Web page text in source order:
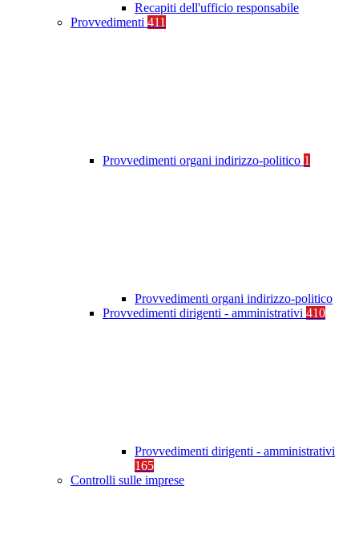
Recapiti dell'ufficio responsabile
Provvedimenti 411
Provvedimenti organi indirizzo-politico 1
Provvedimenti organi indirizzo-politico
Provvedimenti dirigenti - amministrativi 410
Provvedimenti dirigenti - amministrativi
165
Controlli sulle imprese